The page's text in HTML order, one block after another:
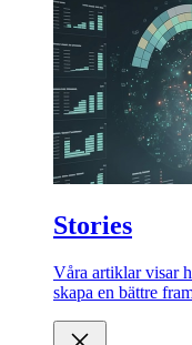
Stories
Våra artiklar visar
skapa en bättre